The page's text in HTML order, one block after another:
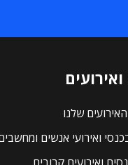
שלנו
ואירועי אנשים